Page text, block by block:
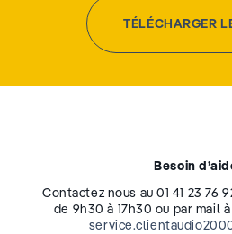
TÉLÉCHARGER
Besoin
Contactez nous au 01 41 23 76
de 9h30 à 17h30 ou par mail